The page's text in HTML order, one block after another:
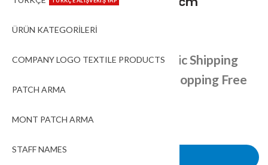
349.99₺ (KDV Dahil)
Shipping in 1-5 days – Domestic Shipping
149 ₺ Shipping fee – 1000 ₺ Shopping Free
ÜRÜN KATEGORİLERİ
COMPANY LOGO TEXTILE PRODUCTS
PATCH ARMA
MONT PATCH ARMA
STAFF NAMES